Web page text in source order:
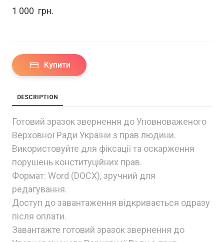
1 000  грн.
Купити
DESCRIPTION
Готовий зразок звернення до Уповноваженого
Верховної Ради України з прав людини.
Використовуйте для фіксації та оскарження
порушень конституційних прав.
Формат: Word (DOCX), зручний для
редагування.
Доступ до завантаження відкривається одразу
після оплати.
Завантажте готовий зразок звернення до